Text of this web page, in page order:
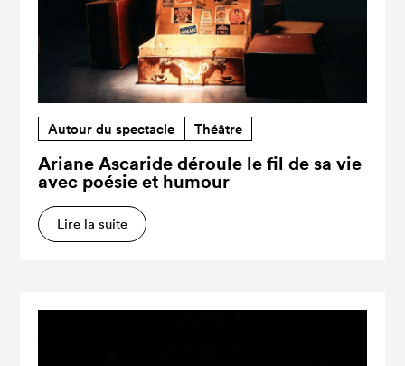
Autour du spectacle Théâtre
Ariane Ascaride déroule le fil de sa vie
avec poésie et humour
Lire la suite